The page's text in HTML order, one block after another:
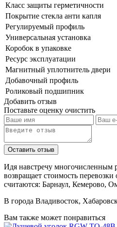
Класс защиты герметичности
Покрытие стекла анти капля
Регулируемый профиль
Универсальная установка
Коробок в упаковке
Ресурс эксплуатации
Магнитный уплотнитель двери
Добавочный профиль
Роликовый подшипник
Добавить отзыв
Поставьте оценку очистить
Идя навстречу многочисленным
возвращает стоимость
считаются: Барнаул, Кемерово,
В города Владивосток,
Вам также может понравиться